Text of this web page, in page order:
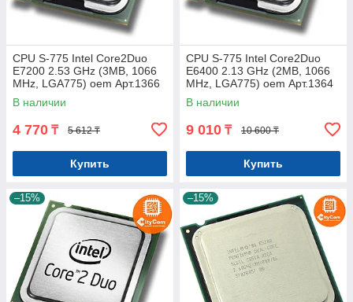
CPU S-775 Intel Core2Duo
E7200 2.53 GHz (3MB, 1066
MHz, LGA775) oem Арт.1366
В наличии
4 770 ₸ 5 612 ₸
Купить
CPU S-775 Intel Core2Duo
E6400 2.13 GHz (2MB, 1066
MHz, LGA775) oem Арт.1364
В наличии
9 010 ₸ 10 600 ₸
Купить
–15% –15%